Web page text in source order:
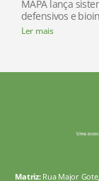
MAPA lança
defensivos e
Ler mais
Matriz:Rua Major